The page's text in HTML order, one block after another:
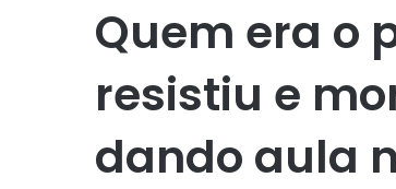
Quem era o
resistiu e
dando aula